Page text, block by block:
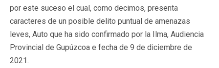
por este suceso el cual, como decimos, presenta
caracteres de un posible delito puntual de amenazas
leves, Auto que ha sido confirmado por la Ilma, Audiencia
Provincial de Gupúzcoa e fecha de 9 de diciembre de
2021.